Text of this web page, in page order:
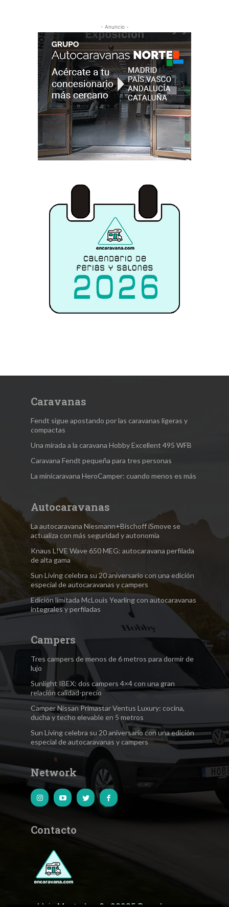
- Anuncio -
Caravanas
Fendt sigue apostando por las caravanas ligeras y
compactas
Una mirada a la caravana Hobby Excellent 495 WFB
Caravana Fendt pequeña para tres personas
La minicaravana HeroCamper: cuando menos es más
Autocaravanas
La autocaravana Niesmann+Bischoff iSmove se
actualiza con más seguridad y autonomía
Knaus L!VE Wave 650 MEG: autocaravana perfilada
de alta gama
Sun Living celebra su 20 aniversario con una edición
especial de autocaravanas y campers
Edición limitada McLouis Yearling con autocaravanas
integrales y perfiladas
Campers
Tres campers de menos de 6 metros para dormir de
lujo
Sunlight IBEX: dos campers 4×4 con una gran
relación calidad-precio
Camper Nissan Primastar Ventus Luxury: cocina,
ducha y techo elevable en 5 metros
Sun Living celebra su 20 aniversario con una edición
especial de autocaravanas y campers
Network
Contacto